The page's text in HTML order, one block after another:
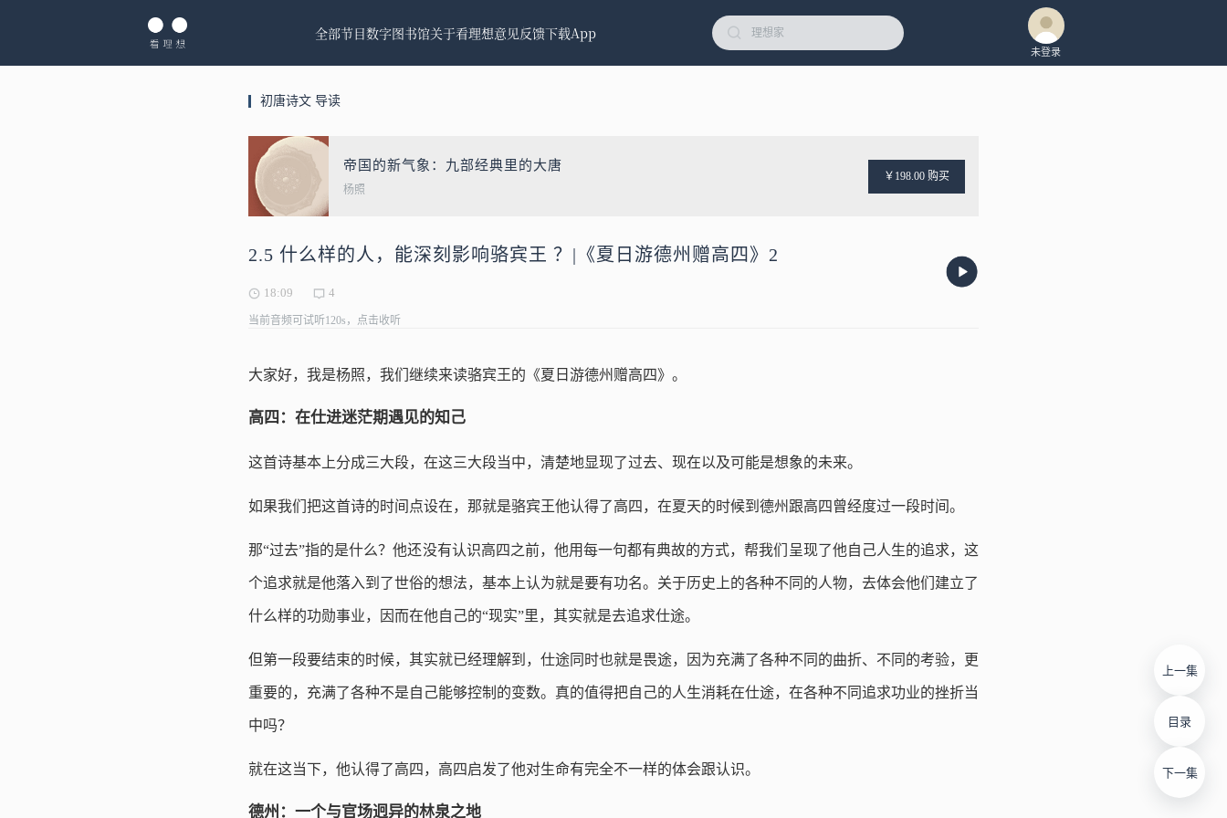
全部节目数字图书馆关于看理想意见反馈下载App
未登录
初唐诗文 导读
帝国的新气象：九部经典里的大唐
杨照
￥198.00 购买
2.5 什么样的人，能深刻影响骆宾王 ？|《夏日游德州赠高四》2
18:09 4
当前音频可试听120s，点击收听
上一集
目录
下一集
大家好，我是杨照，我们继续来读骆宾王的《夏日游德州赠高四》。
高四：在仕进迷茫期遇见的知己
这首诗基本上分成三大段，在这三大段当中，清楚地显现了过去、现在以及可能是想象的未来。
如果我们把这首诗的时间点设在，那就是骆宾王他认得了高四，在夏天的时候到德州跟高四曾经度过一段时间。
那“过去”指的是什么？他还没有认识高四之前，他用每一句都有典故的方式，帮我们呈现了他自己人生的追求，这
个追求就是他落入到了世俗的想法，基本上认为就是要有功名。关于历史上的各种不同的人物，去体会他们建立了
什么样的功勋事业，因而在他自己的“现实”里，其实就是去追求仕途。
但第一段要结束的时候，其实就已经理解到，仕途同时也就是畏途，因为充满了各种不同的曲折、不同的考验，更
重要的，充满了各种不是自己能够控制的变数。真的值得把自己的人生消耗在仕途，在各种不同追求功业的挫折当
中吗？
就在这当下，他认得了高四，高四启发了他对生命有完全不一样的体会跟认识。
德州：一个与官场迥异的林泉之地